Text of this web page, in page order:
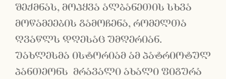
შექმნას, მოჰყვა ალბანეთის სხვა
მოწამეების გამოჩენა, რომელთა
ღვაწლს დღესაც უმღერიან.
უახლესმა ისტორიამ ამ პატრიოტულ
პანთეონს მრავალი ახალი ფიგურა